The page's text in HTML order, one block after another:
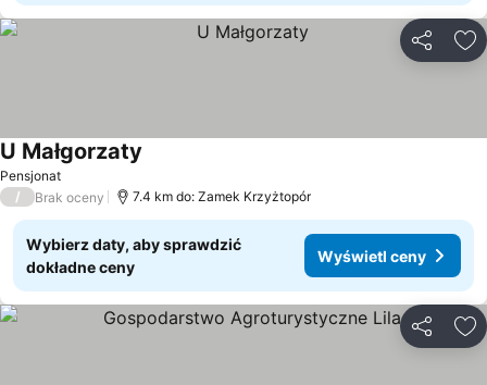
Pensjonat
U Małgorzaty
/ Brak oceny 7.4 km do: Zamek Krzyżtopór
Wybierz daty, aby sprawdzić
dokładne ceny
Wyświetl ceny